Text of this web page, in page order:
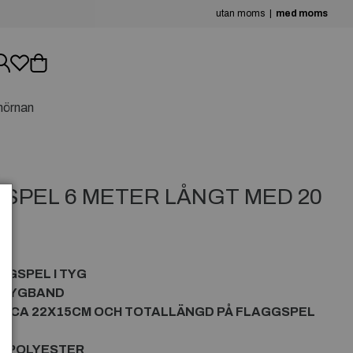
utan moms med moms
6 METER LÅNGT MED 20
I TYG
CA 22X15CM OCH TOTALLÄNGD PÅ FLAGGSPEL
POLYESTER